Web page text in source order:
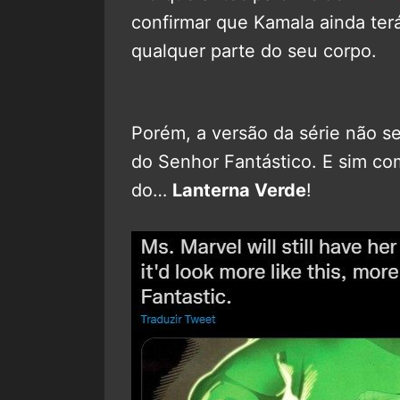
confirmar que Kamala ainda
qualquer parte do seu corpo.
Porém, a versão da série não
do Senhor Fantástico. E sim
do… Lanterna Verde!